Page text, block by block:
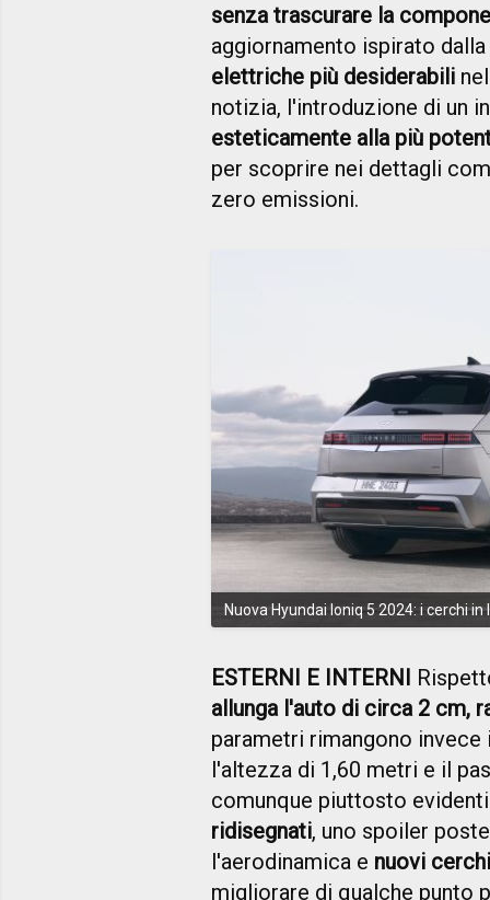
senza trascurare la
aggiornamento ispirato
elettriche più desiderabili
notizia, l'introduzione di un
esteticamente alla più
per scoprire nei dettagli
zero emissioni.
Nuova Hyundai Ioniq 5 2024: i cerchi
ESTERNI E INTERNI
allunga l'auto di circa 2 cm,
parametri rimangono
l'altezza di 1,60 metri e il
comunque piuttosto
ridisegnati, uno spoiler
l'aerodinamica e nuovi
migliorare di qualche punto